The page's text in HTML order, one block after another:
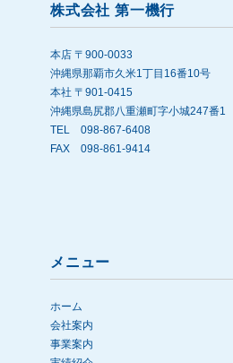
株式会社 第一機行
本店 〒900-0033
沖縄県那覇市久米1丁目16番10号
本社 〒901-0415
沖縄県島尻郡八重瀬町字小城247番1
TEL 098-867-6408
FAX 098-861-9414
メニュー
ホーム
会社案内
事業案内